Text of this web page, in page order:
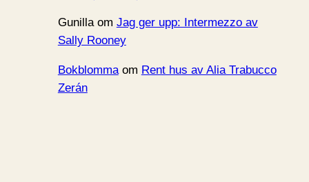
Gunillaom Jag ger upp: Intermezzo av
Sally Rooney
Bokblommaom Rent hus av Alia Trabucco
Zerán